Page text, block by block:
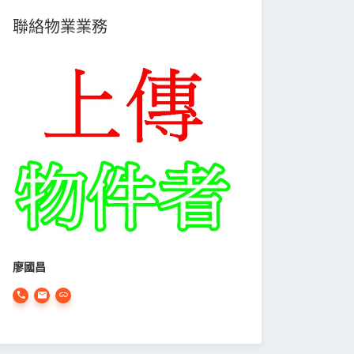
聯絡物業業務
廖國昌